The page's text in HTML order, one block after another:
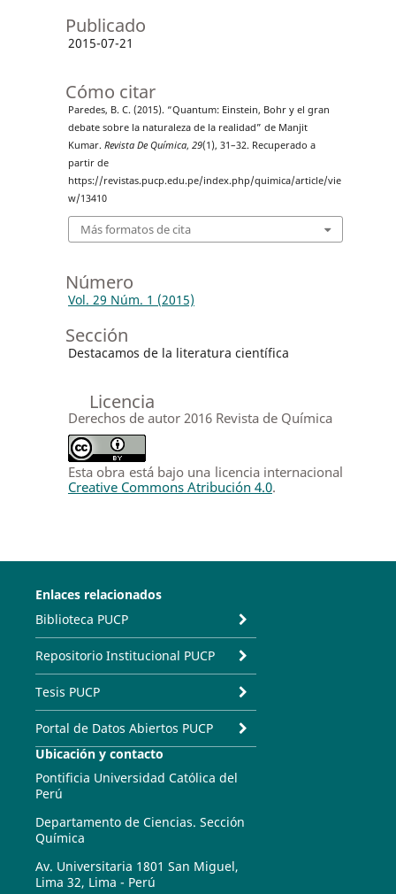
Publicado
2015-07-21
Cómo citar
Paredes, B. C. (2015). “Quantum: Einstein, Bohr y el gran
debate sobre la naturaleza de la realidad” de Manjit
Kumar. Revista De Química, 29(1), 31–32. Recuperado a
partir de
https://revistas.pucp.edu.pe/index.php/quimica/article/vie
w/13410
Más formatos de cita
Número
Vol. 29 Núm. 1 (2015)
Sección
Destacamos de la literatura científica
Licencia
Derechos de autor 2016 Revista de Química
Esta obra está bajo una licencia internacional
Creative Commons Atribución 4.0.
Enlaces relacionados
Biblioteca PUCP
Repositorio Institucional PUCP
Tesis PUCP
Portal de Datos Abiertos PUCP
Ubicación y contacto
Pontificia Universidad Católica del
Perú
Departamento de Ciencias. Sección
Química
Av. Universitaria 1801 San Miguel,
Lima 32, Lima - Perú